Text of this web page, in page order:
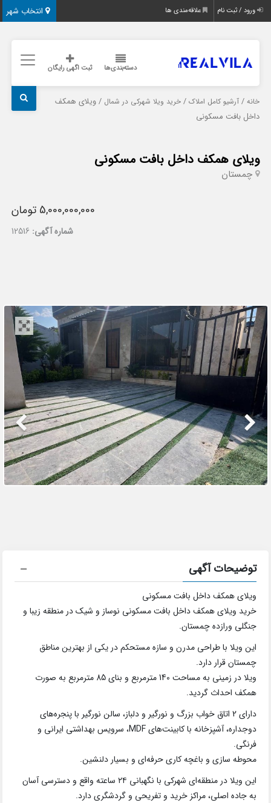
انتخاب شهر ورود / ثبت نام علاقه‌مندی ها
دسته‌بندی‌ها ثبت اگهی رایگان
خانه /آرشیو کامل املاک /خرید ویلا شهرکی در شمال / ویلای همکف
داخل بافت مسکونی
ویلای همکف داخل بافت مسکونی
چمستان
5,000,000,000 تومان
شماره آگهی: 12516
توضیحات آگهی
ویلای همکف داخل بافت مسکونی
خرید ویلای همکف داخل بافت مسکونی نوساز و شیک در منطقه زیبا و
جنگلی ورازده چمستان.
این ویلا با طراحی مدرن و سازه مستحکم در یکی از بهترین مناطق
چمستان قرار دارد.
ویلا در زمینی به مساحت 140 مترمربع و بنای 85 مترمربع به صورت
همکف احداث گردید.
دارای 2 اتاق خواب بزرگ و نورگیر و دلباز، سالن نورگیر با پنجره‌های
دوجداره، آشپزخانه با کابینت‌های MDF، سرویس بهداشتی ایرانی و
فرنگی.
محوطه سازی و باغچه کاری حرفه‌ای و بسیار دلنشین.
این ویلا در منطقه‌ای شهرکی با نگهبانی ۲۴ ساعته واقع و دسترسی آسان
به جاده اصلی، مراکز خرید و تفریحی و گردشگری دارد.